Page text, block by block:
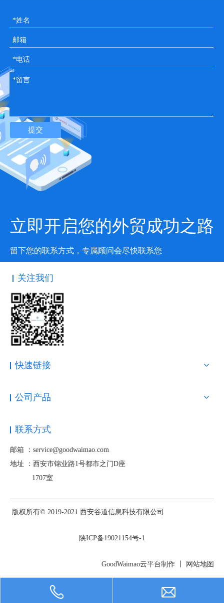
提交
立即开启您的外贸成功之路
留下您的联系方式，专属顾问会尽快联系您
关注我们
快速链接
公司产品
联系方式
邮箱 ：service@goodwaimao.com
地址 ： 西安市锦业路1号都市之门D座
1707室
版权所有© 2019-2021 西安谷道信息科技有限公司
陕ICP备19021154号-1
GoodWaimao云平台制作 丨 网站地图